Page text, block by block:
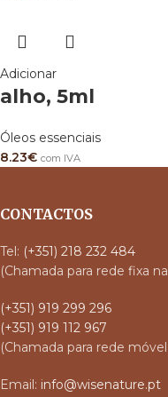
Adicionar
alho, 5ml
Óleos essenciais
8.23€ com IVA
CONTACTOS
Tel: (+351) 218 232 484
(Chamada para rede fixa
(+351) 919 299 296
(+351) 919 112 967
(Chamada para rede
Email: info@wisenature.pt